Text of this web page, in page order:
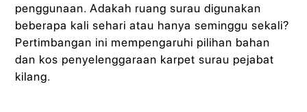
penggunaan. Adakah ruang surau digunakan
beberapa kali sehari atau hanya seminggu sekali?
Pertimbangan ini mempengaruhi pilihan bahan
dan kos penyelenggaraan karpet surau pejabat
kilang.